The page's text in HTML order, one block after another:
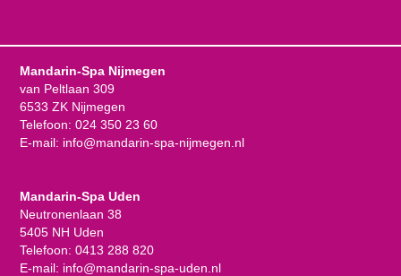
Mandarin-Spa Nijmegen
van Peltlaan 309
6533 ZK Nijmegen
Telefoon: 024 350 23 60
E-mail: info@mandarin-spa-nijmegen.nl
Mandarin-Spa Uden
Neutronenlaan 38
5405 NH Uden
Telefoon: 0413 288 820
E-mail: info@mandarin-spa-uden.nl